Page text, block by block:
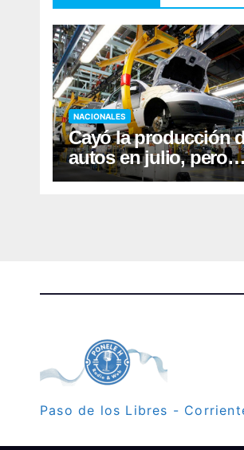
NACIONALES
Cayó la producción
autos en julio, pero
crecieron las
Paso de los Libres -